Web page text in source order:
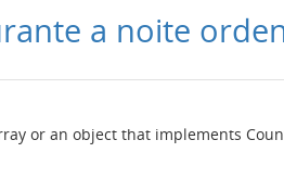
a noite
or an object that implements